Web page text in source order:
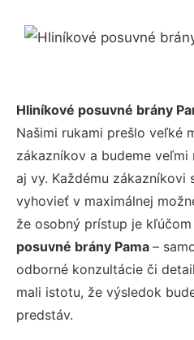
Hliníkové posuvné brány
Našimi rukami prešlo veľké
zákazníkov a budeme
aj vy. Každému zákazníkovi
vyhovieť v maximálnej
že osobný prístup je kľúčom
posuvné brány Pama –
odborné konzultácie či
mali istotu, že výsledok
predstáv.